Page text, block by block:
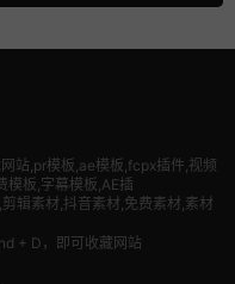
站,pr模板,ae模板,fcpx插件,视频
模板,字幕模板,AE插
辑素材,抖音素材,免费素材,素材
+ D，即可收藏网站